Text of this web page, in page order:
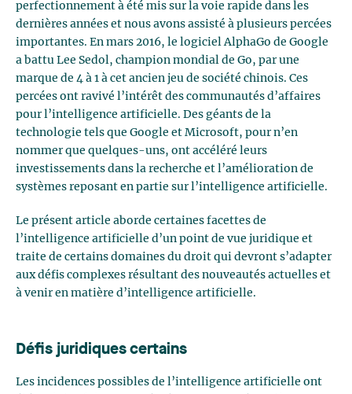
perfectionnement à été mis sur la voie rapide dans les
dernières années et nous avons assisté à plusieurs percées
importantes. En mars 2016, le logiciel AlphaGo de Google
a battu Lee Sedol, champion mondial de Go, par une
marque de 4 à 1 à cet ancien jeu de société chinois. Ces
percées ont ravivé l’intérêt des communautés d’affaires
pour l’intelligence artificielle. Des géants de la
technologie tels que Google et Microsoft, pour n’en
nommer que quelques-uns, ont accéléré leurs
investissements dans la recherche et l’amélioration de
systèmes reposant en partie sur l’intelligence artificielle.
Le présent article aborde certaines facettes de
l’intelligence artificielle d’un point de vue juridique et
traite de certains domaines du droit qui devront s’adapter
aux défis complexes résultant des nouveautés actuelles et
à venir en matière d’intelligence artificielle.
Défis juridiques certains
Les incidences possibles de l’intelligence artificielle ont